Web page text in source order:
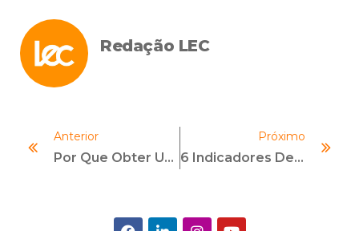
Redação LEC
Anterior
Por Que Obter Uma Certificação Profissional CPC-A?
Próximo
6 Indicadores De Compliance De Peso Estratégico!